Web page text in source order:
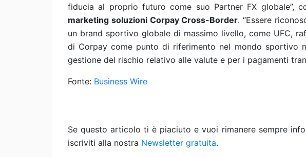
fiducia al proprio futuro come suo Partner FX globale”,
marketing soluzioni Corpay Cross-Border. “Essere
un brand sportivo globale di massimo livello, come UFC,
di Corpay come punto di riferimento nel mondo sportivo
gestione del rischio relativo alle valute e per i pagamenti
Fonte: Business Wire
Se questo articolo ti è piaciuto e vuoi rimanere sempre
iscriviti alla nostra Newsletter gratuita.